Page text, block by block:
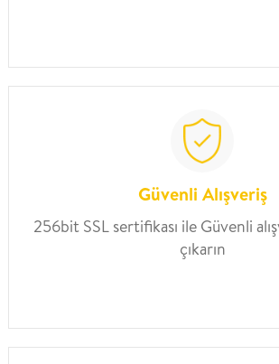
Güvenli Alışveriş
256bit SSL sertifikası ile Güvenli
çıkarın